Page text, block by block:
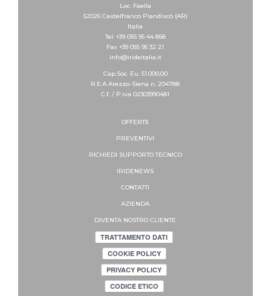
Loc. Faella
52026 Castelfranco Piandiscò (AR)
Italia
Tel. +39 055 95 44 858
Fax +39 055 95 32 21
info@irideitalia.it
Cap.Soc. Eu. 51.000,00
R.E.A Arezzo-Siena n. 204788
C.f. / P.iva 02303990481
OFFERTE
PREVENTIVI
RICHIEDI SUPPORTOTECNICO
IRIDENEWS
CONTATTI
AZIENDA
DIVENTA NOSTRO CLIENTE